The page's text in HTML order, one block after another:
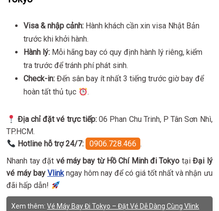
Visa & nhập cảnh: Hành khách cần xin visa Nhật Bản
trước khi khởi hành.
Hành lý: Mỗi hãng bay có quy định hành lý riêng, kiểm
tra trước để tránh phí phát sinh.
Check-in: Đến sân bay ít nhất 3 tiếng trước giờ bay để
hoàn tất thủ tục
.
Địa chỉ đặt vé trực tiếp:06 Phan Chu Trinh, P Tân Sơn Nhì,
TP.HCM.
Hotline hỗ trợ 24/7:
0906.728.466 .
Nhanh tay đặt vé máy bay từ Hồ Chí Minh đi Tokyo tạiĐại lý
vé máy bay Vlinkngay hôm nay để có giá tốt nhất và nhận ưu
đãi hấp dẫn!
Xem thêm:Vé Máy Bay Đi Tokyo – Đặt Vé Dễ Dàng Cùng Vlink